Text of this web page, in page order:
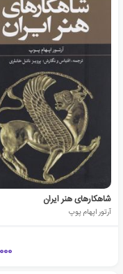
شاهکارهای هنر ایران
آرتور اپهام پوپ